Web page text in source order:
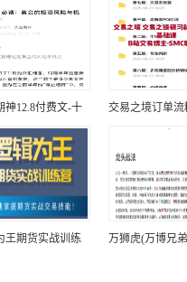
神12.8付费文-十 交易之境订单流
王期货实战训练 万狮虎(万博兄